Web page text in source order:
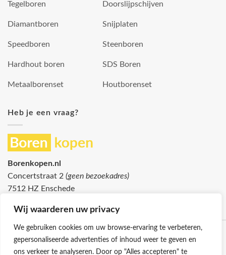
Wij waarderen uw privacy
We gebruiken cookies om uw browse-ervaring te verbeteren,
gepersonaliseerde advertenties of inhoud weer te geven en
ons verkeer te analyseren. Door op "Alles accepteren" te
Tegelboren
Diamantboren
Speedboren
Hardhout boren
Metaalborenset
Doorslijpschijven
Snijplaten
Steenboren
SDS Boren
Houtborenset
Heb je een vraag?
Borenkopen.nl
Concertstraat 2 (geen bezoekadres)
7512 HZ Enschede